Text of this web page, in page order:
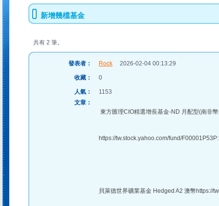
新增幾檔基金
共有 2 筆。
發表者： Rock 2026-02-04 00:13:29
收藏： 0
人氣：
1153
文章：
東方匯理CIO精選增長基金-ND 月配型(南非
https://tw.stock.yahoo.com/fund/
貝萊德世界礦業基金 Hedged A2 澳幣https://